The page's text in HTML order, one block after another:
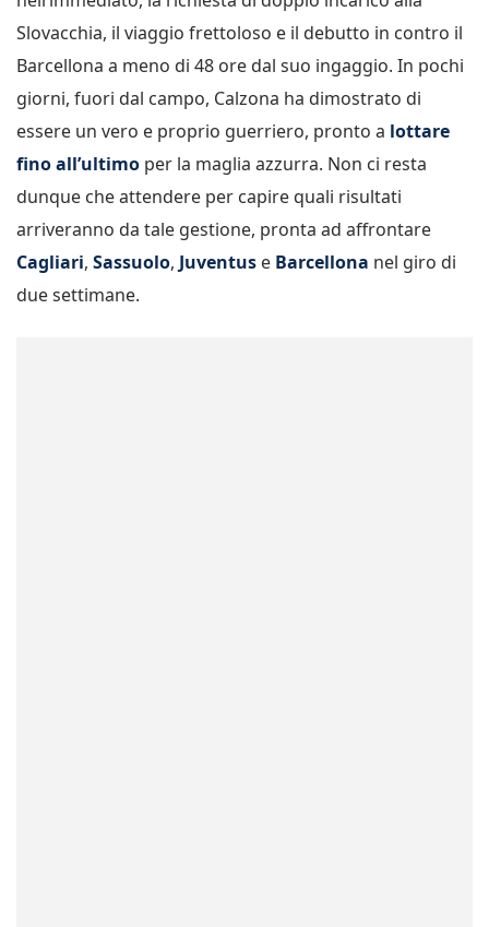
Slovacchia, il viaggio frettoloso e il debutto in contro il
Barcellona a meno di 48 ore dal suo ingaggio. In pochi
giorni, fuori dal campo, Calzona ha dimostrato di
essere un vero e proprio guerriero, pronto a lottare
fino all’ultimo per la maglia azzurra. Non ci resta
dunque che attendere per capire quali risultati
arriveranno da tale gestione, pronta ad affrontare
Cagliari, Sassuolo, Juventus e Barcellona nel giro di
due settimane.